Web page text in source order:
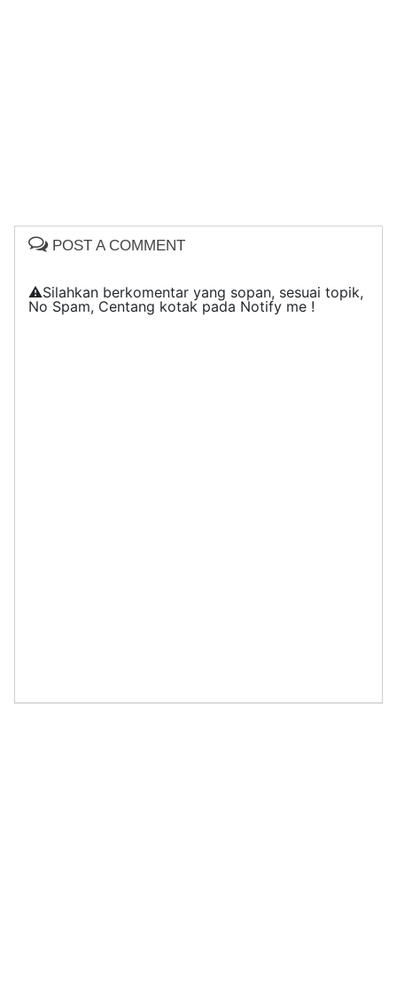
POST A COMMENT
⚠️Silahkan berkomentar yang sopan, sesuai topik,
No Spam, Centang kotak pada Notify me !